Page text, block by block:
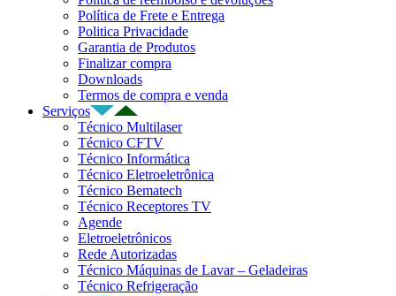
Política de Frete e Entrega
Politica Privacidade
Garantia de Produtos
Finalizar compra
Downloads
Termos de compra e venda
Serviços
Técnico Multilaser
Técnico CFTV
Técnico Informática
Técnico Eletroeletrônica
Técnico Bematech
Técnico Receptores TV
Agende
Eletroeletrônicos
Rede Autorizadas
Técnico Máquinas de Lavar – Geladeiras
Técnico Refrigeração